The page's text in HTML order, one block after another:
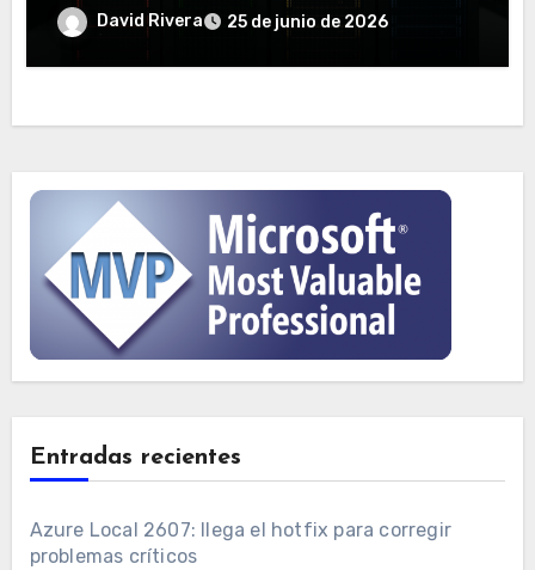
David Rivera 25 de junio de 2026
Entradas recientes
Azure Local 2607: llega el hotfix para corregir
problemas críticos